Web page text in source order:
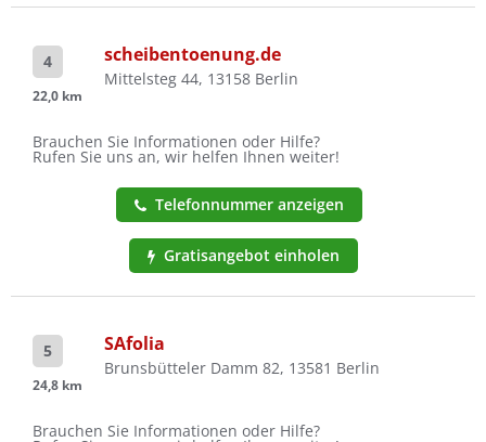
4
22,0 km
scheibentoenung.de
Mittelsteg 44, 13158 Berlin
Brauchen Sie Informationen oder Hilfe?
Rufen Sie uns an, wir helfen Ihnen weiter!
Telefonnummer anzeigen
Gratisangebot einholen
5
24,8 km
SAfolia
Brunsbütteler Damm 82, 13581 Berlin
Brauchen Sie Informationen oder Hilfe?